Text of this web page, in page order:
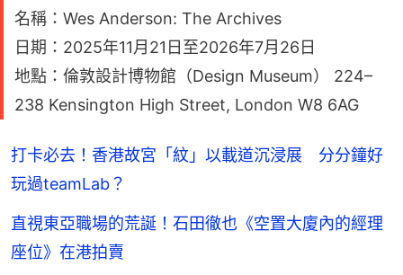
名稱：Wes Anderson: The Archives
日期：2025年11月21日至2026年7月26日
地點：倫敦設計博物館（Design Museum） 224–
238 Kensington High Street, London W8 6AG
打卡必去！香港故宮「紋」以載道沉浸展 分分鐘好
玩過teamLab？
直視東亞職場的荒誕！石田徹也《空置大廈內的經理
座位》在港拍賣